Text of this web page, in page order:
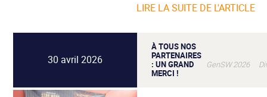
LIRE LA SUITE DE L'ARTICLE
30 avril 2026
À TOUS NOS
PARTENAIRES
: UN GRAND
MERCI !
GenSW 2026